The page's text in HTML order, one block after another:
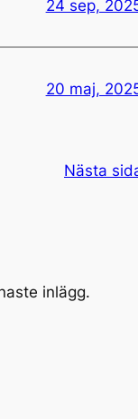
24 sep,
20 maj,
Nästa
inlägg.